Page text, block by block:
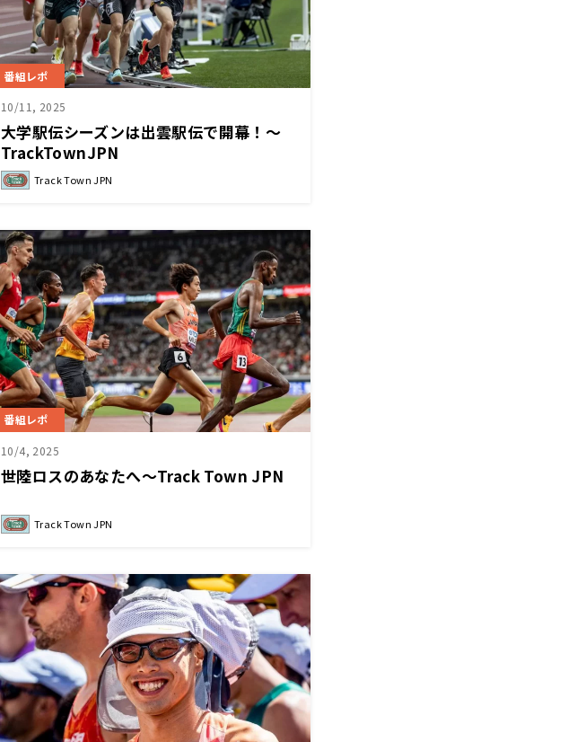
番組レポ
10/11, 2025
大学駅伝シーズンは出雲駅伝で開幕！～
TrackTownJPN
Track Town JPN
番組レポ
10/4, 2025
世陸ロスのあなたへ～Track Town JPN
Track Town JPN